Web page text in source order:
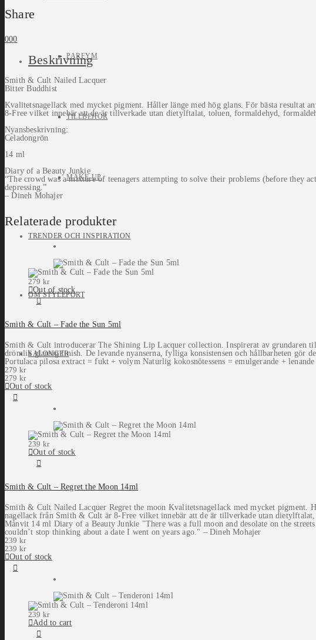
PARFYM
TILLBEHÖR
MAKE-UP
TRENDER OCH INSPIRATION
OM STYLEPORT
SALONGER
Share
000
Beskrivning
Smith & Cult Nailed Lacquer
Bitter Buddhist
Kvalitetsnagellack med mycket pigment. Håller länge med hög glans. För bästa
8-Free vilket innebär att de är tillverkade utan dietylftalat, toluen, formaldehyd,
Nyansbeskrivning:
Celadongrön
14 ml
Diary of a Beauty Junkie
“The crowd was a mixture of teenagers attempting to solve their problems (before they
depressing.”
– Dineh Mohajer
Relaterade produkter
279 kr
Out of stock
Smith & Cult – Fade the Sun 5ml
Smith & Cult introducerar The Shining Lip Lacquer collection. Inspirerat av grundaren
drömlik glansig finish. De levande nyanserna, fylliga konsistensen och hållbarheten gör
Portulaca pilosa extract = fukt + volym Naturlig kokosnötessens = emulgerande +
279 kr
279 kr
Out of stock
239 kr
Out of stock
Smith & Cult – Regret the Moon 14ml
Smith & Cult Nailed Lacquer Regret the moon Kvalitetsnagellack med mycket
nagellack från Smith & Cult är 8-Free vilket innebär att de är tillverkade utan
Månvit 14 ml Diary of a Beauty Junkie "There was a full moon and desolate on the
couldn’t stop thinking about a date I went on years ago." – Dineh Mohajer
239 kr
239 kr
Out of stock
239 kr
Add to cart